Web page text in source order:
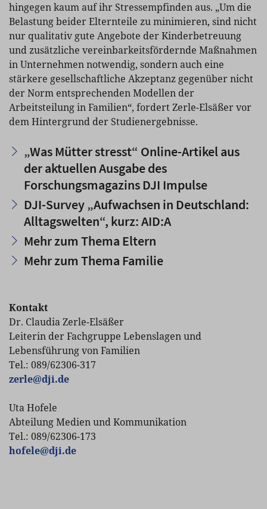
hingegen kaum auf ihr Stressempfinden aus. „Um die
Belastung beider Elternteile zu minimieren, sind nicht
nur qualitativ gute Angebote der Kinderbetreuung
und zusätzliche vereinbarkeitsfördernde Maßnahmen
in Unternehmen notwendig, sondern auch eine
stärkere gesellschaftliche Akzeptanz gegenüber nicht
der Norm entsprechenden Modellen der
Arbeitsteilung in Familien“, fordert Zerle-Elsäßer vor
dem Hintergrund der Studienergebnisse.
„Was Mütter stresst“ Online-Artikel aus
der aktuellen Ausgabe des
Forschungsmagazins DJI Impulse
DJI-Survey „Aufwachsen in Deutschland:
Alltagswelten“, kurz: AID:A
Mehr zum Thema Eltern
Mehr zum Thema Familie
Kontakt
Dr. Claudia Zerle-Elsäßer
Leiterin der Fachgruppe Lebenslagen und
Lebensführung von Familien
Tel.: 089/62306-317
zerle@dji.de
Uta Hofele
Abteilung Medien und Kommunikation
Tel.: 089/62306-173
hofele@dji.de